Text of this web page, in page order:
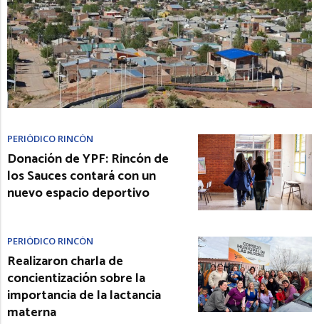
PERIÓDICO RINCÓN
Donación de YPF: Rincón de
los Sauces contará con un
nuevo espacio deportivo
PERIÓDICO RINCÓN
Realizaron charla de
concientización sobre la
importancia de la lactancia
materna